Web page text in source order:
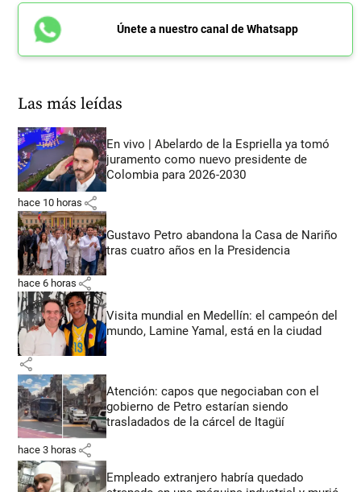
Únete a nuestro canal de Whatsapp
Las más leídas
En vivo | Abelardo de la Espriella ya tomó
juramento como nuevo presidente de
Colombia para 2026-2030
hace 10 horas share
Gustavo Petro abandona la Casa de Nariño
tras cuatro años en la Presidencia
hace 6 horas share
Visita mundial en Medellín: el campeón del
mundo, Lamine Yamal, está en la ciudad
share
Atención: capos que negociaban con el
gobierno de Petro estarían siendo
trasladados de la cárcel de Itagüí
hace 3 horas share
Empleado extranjero habría quedado